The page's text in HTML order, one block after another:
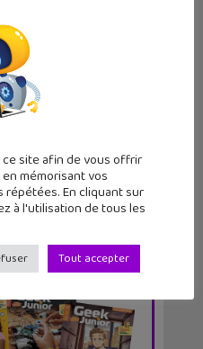
filles sont
site afin de vous offrir
mémorisant vos
En cliquant sur
à l'utilisation de tous les
Tout accepter